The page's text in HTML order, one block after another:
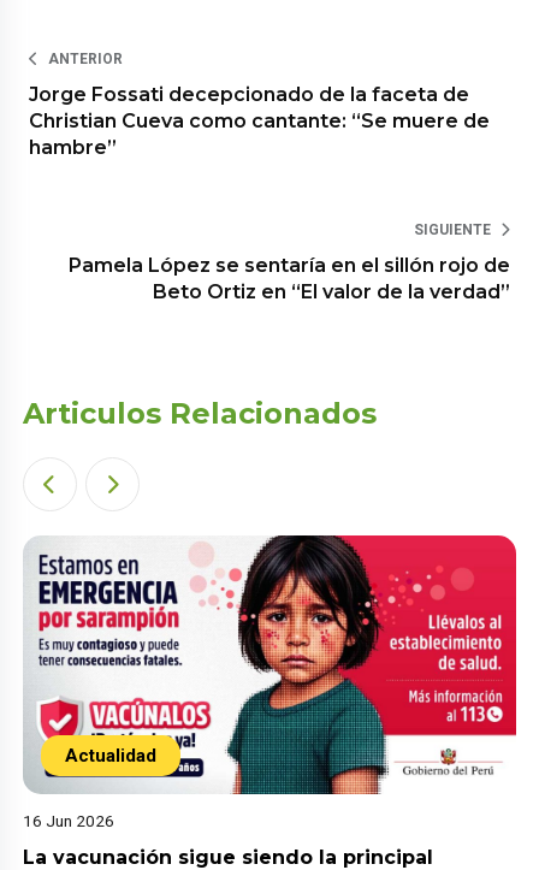
ANTERIOR
Jorge Fossati decepcionado de la faceta de
Christian Cueva como cantante: “Se muere de
hambre”
SIGUIENTE
Pamela López se sentaría en el sillón rojo de
Beto Ortiz en “El valor de la verdad”
Articulos Relacionados
Actualidad
16 Jun 2026
La vacunación sigue siendo la principal